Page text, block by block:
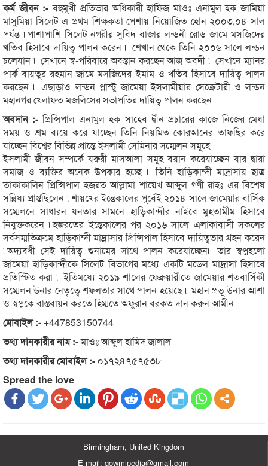
কর্ম জীবন :-বহুমূখী প্রতিভার অধিকারী হাফিজ মাওঃ এনামুল হক জামিয়া
মাসুমিয়া সিলেট এ প্রথম শিক্ষকতা পেশায় নিয়োজিত হোন ২০০৩,০৪ সাল
পর্যন্ত ৷পাশাপাশি সিলেট নগরীর সুবিদ বাজার লন্ডনী রোড জামে মসজিদের
খতিব হিসাবে দায়িত্ব পালন করেন ৷ শেখান থেকে তিনি ২০০৬ সালে লন্ডন
চলেযান ৷ সেখানে স্ব-পরিবারে অবস্তান করছেন আজ অবদী ৷ সেখানে ম্যানর
পার্ক বায়তুর রহমান জামে মসজিদের ইমাম ও খতিব হিসাবে দায়িত্ব পালন
করছেন ৷ এছাড়াও লন্ডন প্লাস্টু জামেয়া ইসলামীয়ার সেক্রেটারী ও লন্ডন
মহানগর খেলাফত মজলিসের সভাপতির দায়িত্ব পালন করছেন
অবদান :-প্রিন্সিপাল এনামুল হক সাহেব দ্বীন প্রচারের কাজে নিজের মেধা
সময় ও শ্রম ব্যয়ে করে যাচ্ছেন তিনি নিয়মিত কোরআনের তাফছির করে
যাচ্ছেন বিশ্বের বিভিন্ন প্রান্তে ইসলামী সেমিনার সম্মেলন সমূহে
ইসলামী জীবন সম্পর্কে যরুরী মাসআলা সমূহ বয়ান করেযাচ্ছেন যার দ্বারা
সমাজ ও ব্যক্তির অনেক উপকার হচ্ছে ৷ তিনি হাড়িকান্দী মাদ্রাসায় ছাত্র
তাকাকালিন প্রিন্সিপাল হজরত আল্লামা শায়েখ আব্দুল গণী রাহঃ এর বিশেষ
সন্নিধ্য প্রাপ্তছিলেন ৷শায়খের ইন্তেকালের পূর্বেই ২০১৪ সালে জামেয়ার বার্সিক
সম্মেলনে সাধারন যনতার সামনে হাড়িকান্দীর নাইবে মুহতামীম হিসাবে
নিযুক্তকরেন ৷হজরতের ইন্তেকালের পর ২০১৬ সালে এলাকাবাসী সকলের
সর্বসম্মতিক্রমে হাড়িকান্দী মাদ্রাসার প্রিন্সিপাল হিসাবে দায়িত্বভার গ্রহন করেন
৷অদ্যবধী সেই দায়িত্ব শুনামের সাথে পালন করেযাচ্ছেন৷ তার স্বপ্নহলো
জামেয়া হাড়িকান্দীকে সিলেট বিভাগের মধ্যে একটি মডেল মাদ্রাসা হিসাবে
প্রতিস্টিত করা ৷ ইতিমধ্যে ২০১৯ শালের ফেব্রুয়ারীতে জামেয়ার শতবার্সিকী
সম্মেলন উনার নেতৃত্বে শফলতার সাথে পালন হয়েছে ৷ মহান প্রভূ উনার আশা
ও স্বপ্নকে বাস্তবায়ন করতে হিম্মতে অফুরান বরকত দান করুন আমীন
মোবাইল :- +447853150744
তথ্য দানকারীর নাম :-মাওঃ আব্দুল হামিদ জালাল
তথ্য দানকারীর মোবাইল :- ০১৭২৪৭৫৭৫৩৮
Spread the love
Birmingham, United Kingdom
E-mail: qowmipedia@gmail.com